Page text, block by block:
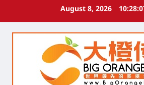
August 8, 2026